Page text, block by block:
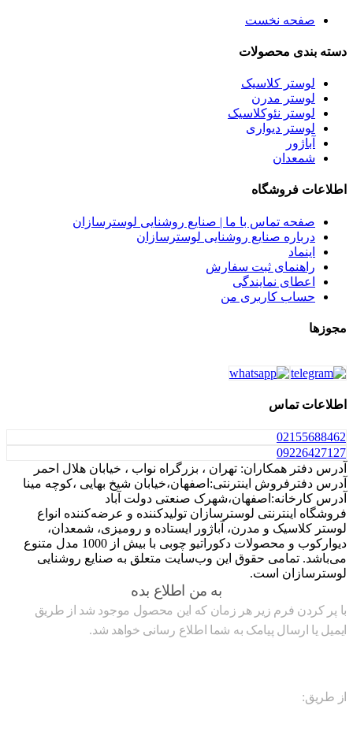
صفحه نخست
دسته بندی محصولات
لوستر کلاسیک
لوستر مدرن
لوستر نئوکلاسیک
لوستر دیواری
آباژور
شمعدان
اطلاعات فروشگاه
صفحه تماس با ما | صنایع روشنایی لوسترسازان
درباره صنایع روشنایی لوسترسازان
اینماد
راهنمای ثبت سفارش
اعطای نمایندگی
حساب کاربری من
مجوزها
اطلاعات تماس
021 55688462
09226427127
آدرس دفتر همکاران: تهران ، بزرگراه نواب ، خیابان هلال احمر
آدرس دفترفروش اینترنتی:اصفهان،خیابان شیخ بهایی ،کوچه مینا
آدرس کارخانه:اصفهان،شهرک صنعتی دولت آباد
فروشگاه اینترنتی لوسترسازان تولیدکننده و عرضه‌کننده انواع
لوستر کلاسیک و مدرن، آباژور ایستاده و رومیزی، شمعدان،
دیوارکوب و محصولات دکوراتیو چوبی با بیش از 1000 مدل متنوع
می‌باشد. تمامی حقوق این وب‌سایت متعلق به صنایع روشنایی
لوسترسازان است.
به من اطلاع بده
با پر کردن فرم زیر هر زمان که این محصول موجود شد از طریق
ایمیل یا ارسال پیامک به شما اطلاع رسانی خواهد شد.
از طریق: